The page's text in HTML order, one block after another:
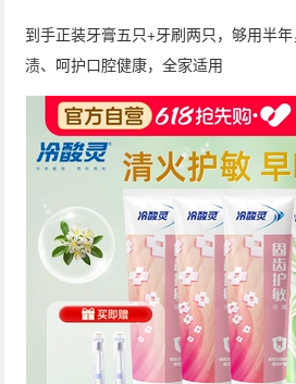
到手正装牙膏五只+牙刷两只，够用半
渍、呵护口腔健康，全家适用